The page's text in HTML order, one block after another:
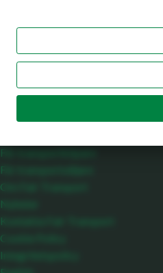
utveckling av transportnäringen.
transportköpare att välja rätt och
ansvarstagande åkeriföretag i en
hållbar affär är ansvarsfull,
För transportköpare
För transportsäljare
Om Fair Transport
Nyheter
Kontakta Fair Transport
Cookie Policy
Integritetspolicy